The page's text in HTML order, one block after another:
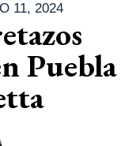
11, 2024
Puebla